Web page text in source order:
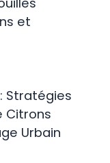
et
Stratégies
Citrons
Urbain